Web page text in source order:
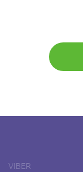
VIBER